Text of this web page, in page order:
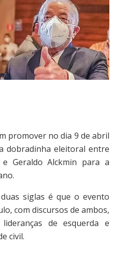
promover no dia 9 de abril
dobradinha eleitoral entre
Geraldo Alckmin para a
siglas é que o evento
com discursos de ambos,
de esquerda e
civil.